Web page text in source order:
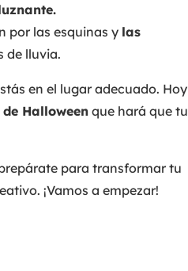
por las esquinas y las
de lluvia.
en el lugar adecuado. Hoy
Halloween que hará que tu
para transformar tu
¡Vamos a empezar!